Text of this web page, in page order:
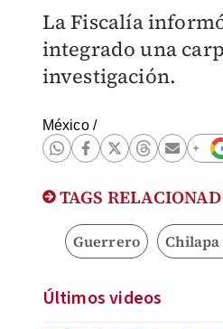
La Fiscalía
integrado una
investigación.
México/
TAGS
Guerrero
Últimos videos